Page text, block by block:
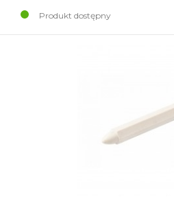
Produkt dostępny